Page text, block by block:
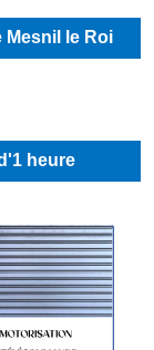
Mesnil le Roi
heure